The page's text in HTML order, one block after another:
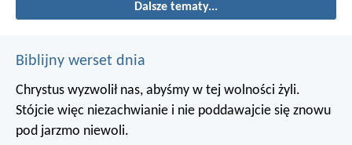
Dalsze tematy...
Biblijny werset dnia
Chrystus wyzwolił nas, abyśmy w tej wolności żyli.
Stójcie więc niezachwianie i nie poddawajcie się znowu
pod jarzmo niewoli.